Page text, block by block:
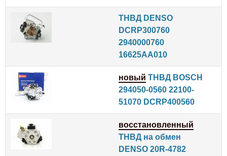
ТНВД DENSO
DCRP300760
2940000760
16625AA010
новый ТНВД BOSCH
294050-0560 22100-
51070 DCRP400560
восстановленный
ТНВД на обмен
DENSO 20R-4782